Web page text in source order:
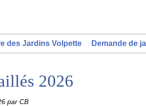
des Jardins Volpette Demande de
2026
par CB